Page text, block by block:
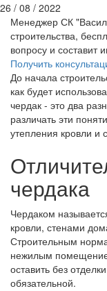
26 / 08 / 2022
Менеджер СК
строительства,
вопросу и составит
Получить
До начала
как будет
чердак - это два
различать эти
утепления кровли и
чердака
Чердаком
кровли, стенами
Строительным
нежилым
оставить без
обязательной.